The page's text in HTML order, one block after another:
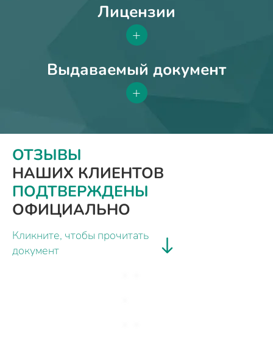
Лицензии
+
Выдаваемый документ
+
ОТЗЫВЫ
НАШИХ КЛИЕНТОВ
ПОДТВЕРЖДЕНЫ
ОФИЦИАЛЬНО
Кликните, чтобы прочитать
документ